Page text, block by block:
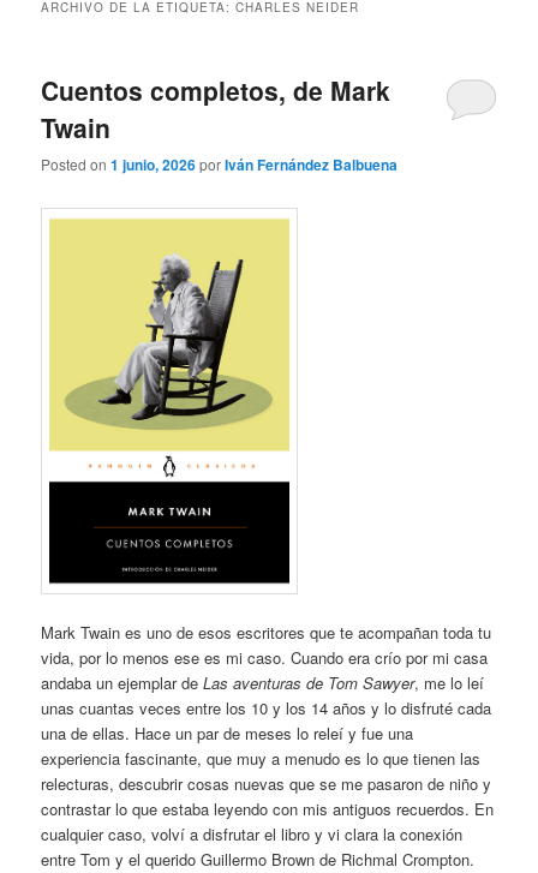
ARCHIVO DE LA ETIQUETA:CHARLES NEIDER
Cuentos completos, de Mark
Twain
Posted on1 junio, 2026porIván Fernández Balbuena
Mark Twain es uno de esos escritores que te acompañan toda tu
vida, por lo menos ese es mi caso. Cuando era crío por mi casa
andaba un ejemplar deLas aventuras de Tom Sawyer, me lo leí
unas cuantas veces entre los 10 y los 14 años y lo disfruté cada
una de ellas. Hace un par de meses lo releí y fue una
experiencia fascinante, que muy a menudo es lo que tienen las
relecturas, descubrir cosas nuevas que se me pasaron de niño y
contrastar lo que estaba leyendo con mis antiguos recuerdos. En
cualquier caso, volví a disfrutar el libro y vi clara la conexión
entre Tom y el querido Guillermo Brown de Richmal Crompton.